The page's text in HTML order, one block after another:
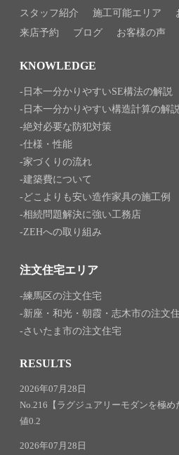
スタッフ紹介
施工可能エリア
来店予約
ブログ お客様の声
KNOWLEDGE
日本一分かりやすいSE構法の解説
日本一分かりやすい構造計算の解説
絶対必要な防犯対策
仕様・性能
家づくりの流れ
建築費について
どこよりも安い造作家具の施工例
相続問題解決に強い工務店
ZEHへの取り組み
注文住宅エリア
練馬区の注文住宅
新座・和光・朝霞・志木市の注文
さいたま市の注文住宅
RESULTS
2026年07月28日
No.216【ラグジュアリーモダンを極め
値0.2
2026年07月28日